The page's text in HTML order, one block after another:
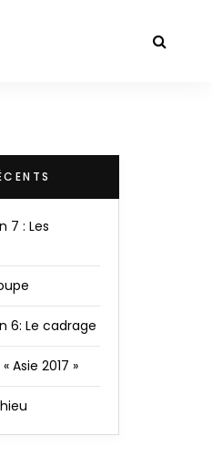
7 : Les
6: Le cadrage
Asie 2017 »